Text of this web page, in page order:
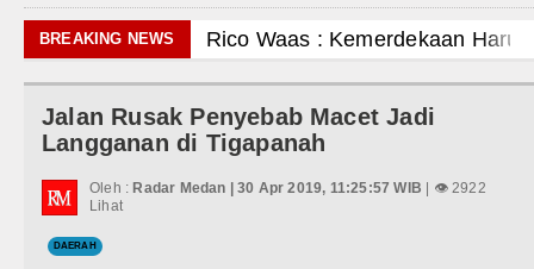
Politik
Olahraga
BREAKING NEWSRico Waas : Kemerdekaan Harus
Kurang dari 6 Jam, Polsek Kotarih
Liverpool vs Monaco Laga
Manchester City vs Atletico Madrid
Jalan Rusak Penyebab Macet Jadi
Langganan di Tigapanah
Oleh : Radar Medan | 30 Apr 2019, 11:25:57 WIB | 👁 2922
Lihat
DAERAH